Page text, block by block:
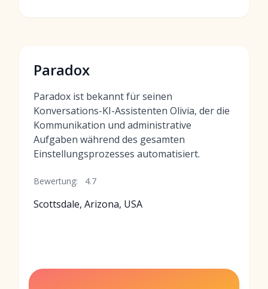
Paradox
Paradox ist bekannt für seinen
Konversations-KI-Assistenten Olivia, der die
Kommunikation und administrative
Aufgaben während des gesamten
Einstellungsprozesses automatisiert.
Bewertung: 4.7
Scottsdale, Arizona, USA